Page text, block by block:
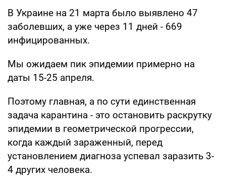
В Украине на 21 марта было выявлено 47
заболевших, а уже через 11 дней - 669
инфицированных.
Мы ожидаем пик эпидемии примерно на
даты 15-25 апреля.
Поэтому главная, а по сути единственная
задача карантина - это остановить раскрутку
эпидемии в геометрической прогрессии,
когда каждый зараженный, перед
установлением диагноза успевал заразить 3-
4 других человека.